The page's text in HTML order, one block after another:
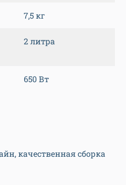
7,5 кг
2 литра
650 Вт
качественная сборка